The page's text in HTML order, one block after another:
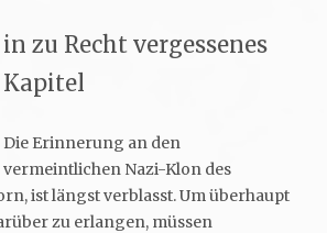
in zu Recht vergessenes
Kapitel
Die Erinnerung an den
vermeintlichen Nazi-Klon des
ist längst verblasst. Um überhaupt
zu erlangen, müssen